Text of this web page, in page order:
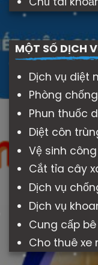
MỘT SỐ DỊCH
Dịch vụ diệt
Phòng
Phun thuốc
Diệt côn
Vệ sinh
Cắt tỉa cây
Dịch vụ
Dịch vụ
Cung cấp
Cho thuê xe